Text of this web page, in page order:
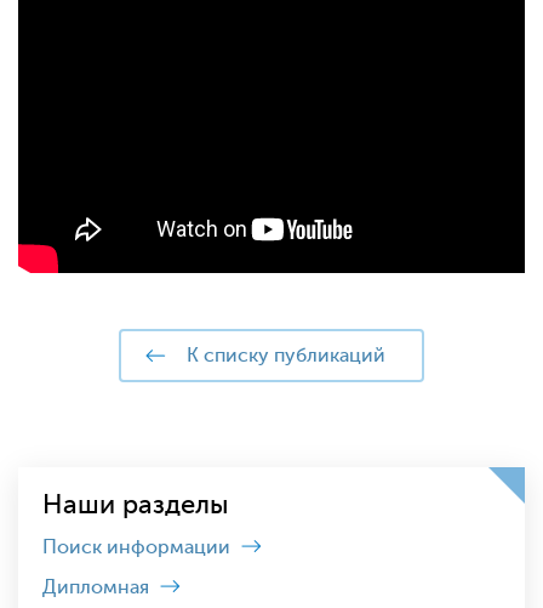
к списку публикаций
Наши разделы
Поиск информации
Дипломная